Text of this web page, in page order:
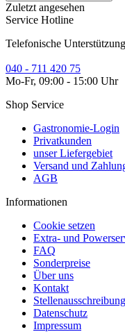
Zuletzt angesehen
Service Hotline
Telefonische
040 - 711 420 75
Mo-Fr, 09:00 - 15:00 Uhr
Shop Service
Gastronomie-Login
Privatkunden
unser Liefergebiet
Versand und
AGB
Informationen
Cookie setzen
Extra- und
FAQ
Sonderpreise
Über uns
Kontakt
Stellenausschreibung
Datenschutz
Impressum